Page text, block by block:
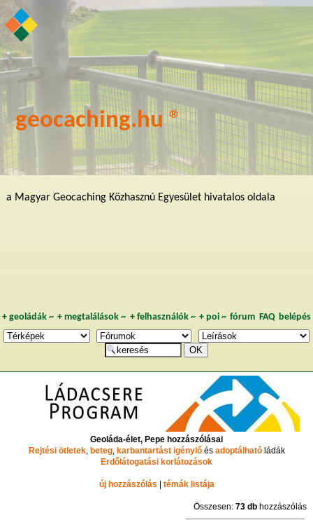
geocaching.hu ®
a Magyar Geocaching Közhasznú Egyesület hivatalos oldala
+ geoládák~ +megtalálások ~ + felhasználók~ + poi~ fórum FAQ belépés
Geoláda-élet, Pepe hozzászólásai
Rejtési ötletek, beteg, karbantartást igénylőés adoptálhatóládák
Erdőlátogatási korlátozások
új hozzászólás témák listája
Összesen:73 db hozzászólás